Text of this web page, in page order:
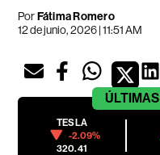
PorFátima Romero
12 de junio, 2026 | 11:51 AM
ÚLTIMAS
TESLA
-2.09%
320.41